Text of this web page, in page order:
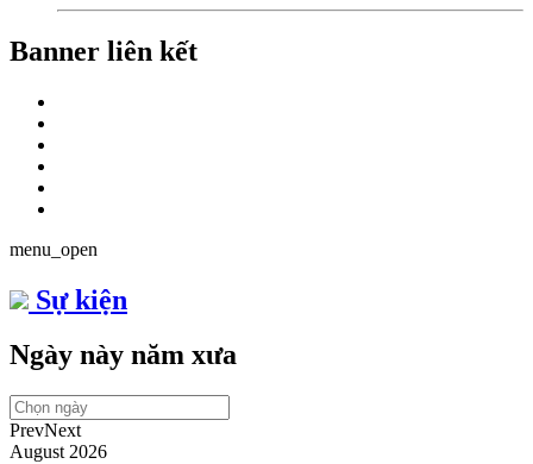
Banner liên kết
menu_open
Sự kiện
Ngày này năm xưa
PrevNext
August 2026